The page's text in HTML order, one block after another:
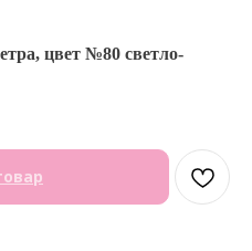
цвет №80 светло-